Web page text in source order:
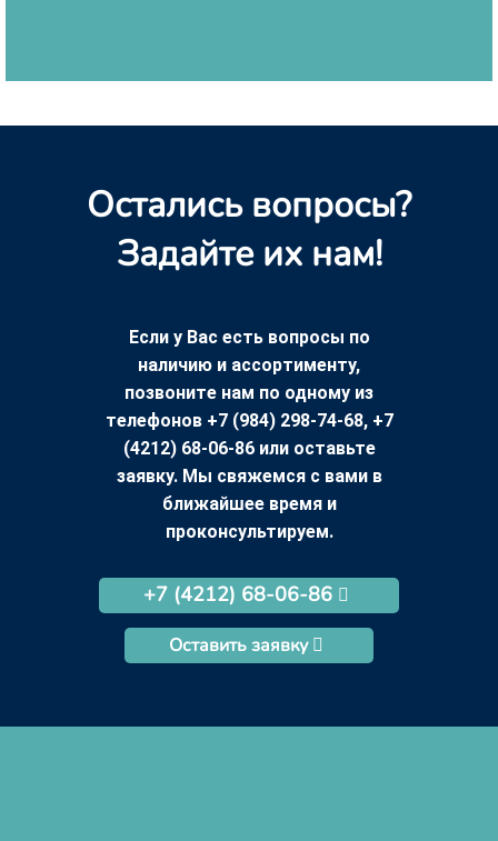
Остались вопросы?
Задайте их нам!
Если у Вас есть вопросы по
наличию и ассортименту,
позвоните нам по одному из
телефонов +7 (984) 298-74-68, +7
(4212) 68-06-86 или оставьте
заявку. Мы свяжемся с вами в
ближайшее время и
проконсультируем.
+7 (4212) 68-06-86
Оставить заявку